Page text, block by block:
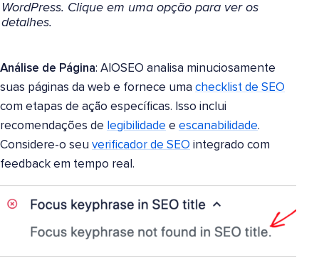
WordPress. Clique em uma opção para ver os
detalhes.
Análise de Página: AIOSEO analisa minuciosamente
suas páginas da web e fornece uma checklist de SEO
com etapas de ação específicas. Isso inclui
recomendações de legibilidade e escanabilidade.
Considere-o seu verificador de SEO integrado com
feedback em tempo real.